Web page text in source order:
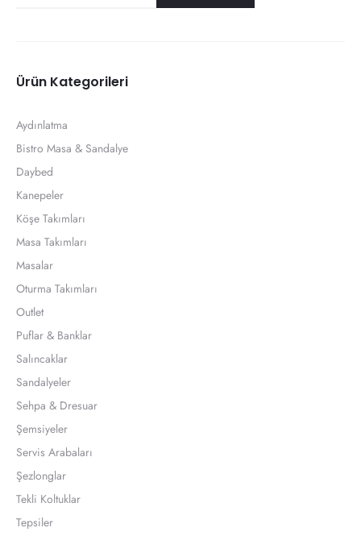
Ürün Kategorileri
Aydınlatma
Bistro Masa & Sandalye
Daybed
Kanepeler
Köşe Takımları
Masa Takımları
Masalar
Oturma Takımları
Outlet
Puflar & Banklar
Salıncaklar
Sandalyeler
Sehpa & Dresuar
Şemsiyeler
Servis Arabaları
Şezlonglar
Tekli Koltuklar
Tepsiler